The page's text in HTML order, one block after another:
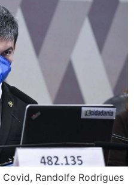
Randolfe Rodrigues